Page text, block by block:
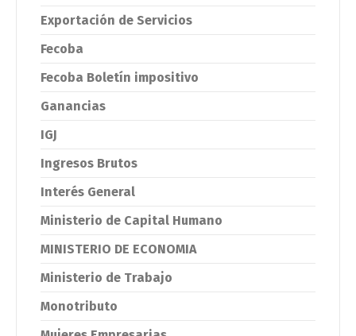
Exportación de Servicios
Fecoba
Fecoba Boletín impositivo
Ganancias
IGJ
Ingresos Brutos
Interés General
Ministerio de Capital Humano
MINISTERIO DE ECONOMIA
Ministerio de Trabajo
Monotributo